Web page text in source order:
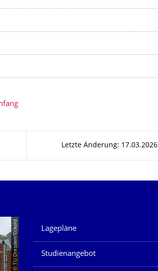
Letzte Änderung: 17.03.2026
© TU Dresden/Eckold Unsere Dienste
Lagepläne
Studienangebot